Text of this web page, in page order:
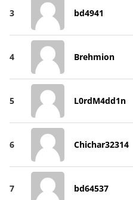
3 bd4941
4 Brehmion
5 L0rdM4dd1n
6 Chichar32314
7 bd64537